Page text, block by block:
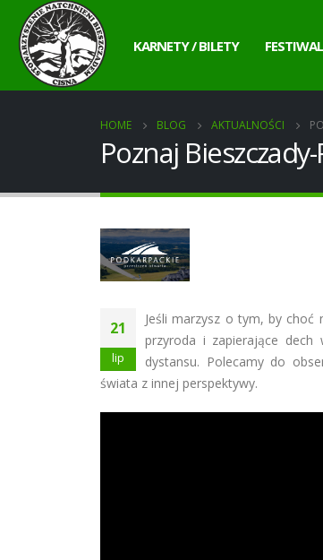
KARNETY / BILETY FESTIWAL
HOME BLOG AKTUALNOŚCI
Poznaj
21
lip
Jeśli marzysz o tym, by choć
przyroda i zapierające dech
dystansu. Polecamy do
świata z innej perspektywy.